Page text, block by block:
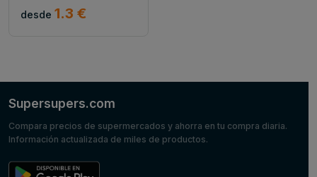
desde 1.3 €
Supersupers.com
Compara precios de supermercados y ahorra en tu compra diaria.
Información actualizada de miles de productos.